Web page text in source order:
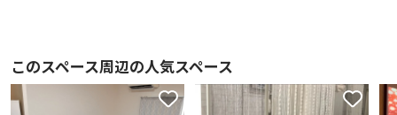
このスペース周辺の人気スペース